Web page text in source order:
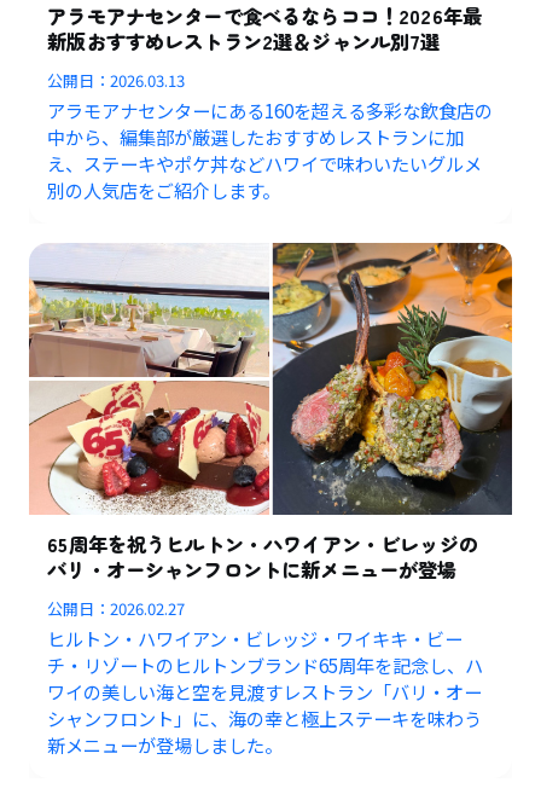
アラモアナセンターで食べるならココ！2026年最
新版おすすめレストラン2選＆ジャンル別7選
公開日：2026.03.13
アラモアナセンターにある160を超える多彩な飲食店の
中から、編集部が厳選したおすすめレストランに加
え、ステーキやポケ丼などハワイで味わいたいグルメ
別の人気店をご紹介します。
65周年を祝うヒルトン・ハワイアン・ビレッジの
バリ・オーシャンフロントに新メニューが登場
公開日：2026.02.27
ヒルトン・ハワイアン・ビレッジ・ワイキキ・ビー
チ・リゾートのヒルトンブランド65周年を記念し、ハ
ワイの美しい海と空を見渡すレストラン「バリ・オー
シャンフロント」に、海の幸と極上ステーキを味わう
新メニューが登場しました。